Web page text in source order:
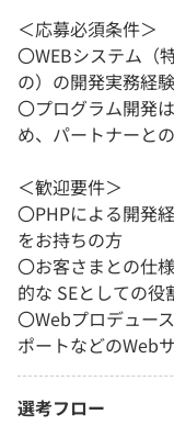
＜応募必須条件＞
〇WEBシステム（
の）の開発実務経
〇プログラム開発
め、パートナーと
＜歓迎要件＞
〇PHPによる開発
をお持ちの方
〇お客さまとの仕
的な SEとしての
〇Webプロデュー
ポートなどのWeb
選考フロー